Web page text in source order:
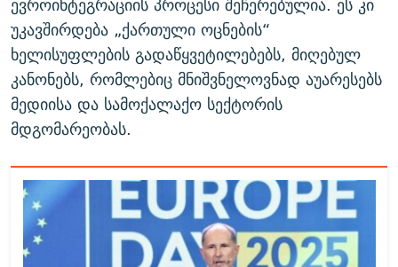
უკავშირდება „ქართული ოცნების“
ხელისუფლების გადაწყვეტილებებს, მიღებულ
კანონებს, რომლებიც მნიშვნელოვნად აუარესებს
მედიისა და სამოქალაქო სექტორის
მდგომარეობას.